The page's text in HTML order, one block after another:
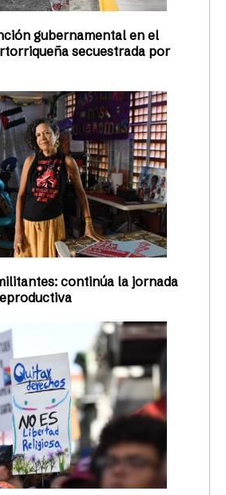
gubernamental en el
secuestrada por
continúa la jornada